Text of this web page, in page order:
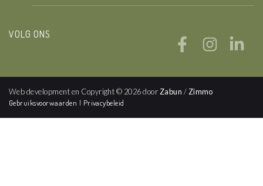
VOLG ONS
Web development en Copyright © 2026 door Zabun / Zimmo
Gebruiksvoorwaarden | Privacybeleid